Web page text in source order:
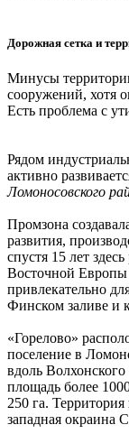
Дорожная сетка и
Минусы
сооружений, хотя
Есть проблема с
Рядом
активно
Ломоносовского
Промзона
развития,
спустя 15 лет
Восточной Европы
привлекательно
Финском заливе и
«Горелово»
поселение в
вдоль
площадь более
250 га.
западная окраина